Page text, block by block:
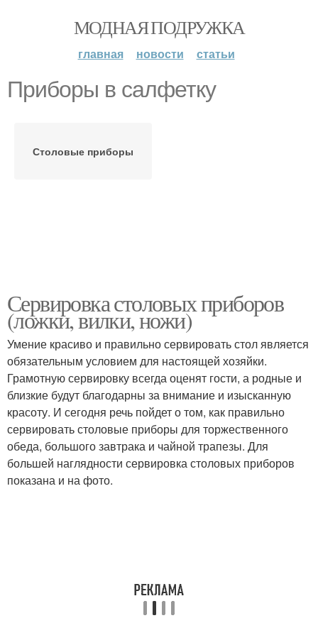
МОДНАЯ ПОДРУЖКА
главная новости статьи
Приборы в салфетку
Столовые приборы
Сервировка столовых приборов
(ложки, вилки, ножи)
Умение красиво и правильно сервировать стол является
обязательным условием для настоящей хозяйки.
Грамотную сервировку всегда оценят гости, а родные и
близкие будут благодарны за внимание и изысканную
красоту. И сегодня речь пойдет о том, как правильно
сервировать столовые приборы для торжественного
обеда, большого завтрака и чайной трапезы. Для
большей наглядности сервировка столовых приборов
показана и на фото.